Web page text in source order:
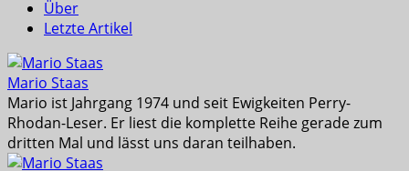
Über
Letzte Artikel
Mario Staas
Mario ist Jahrgang 1974 und seit Ewigkeiten Perry-
Rhodan-Leser. Er liest die komplette Reihe gerade zum
dritten Mal und lässt uns daran teilhaben.